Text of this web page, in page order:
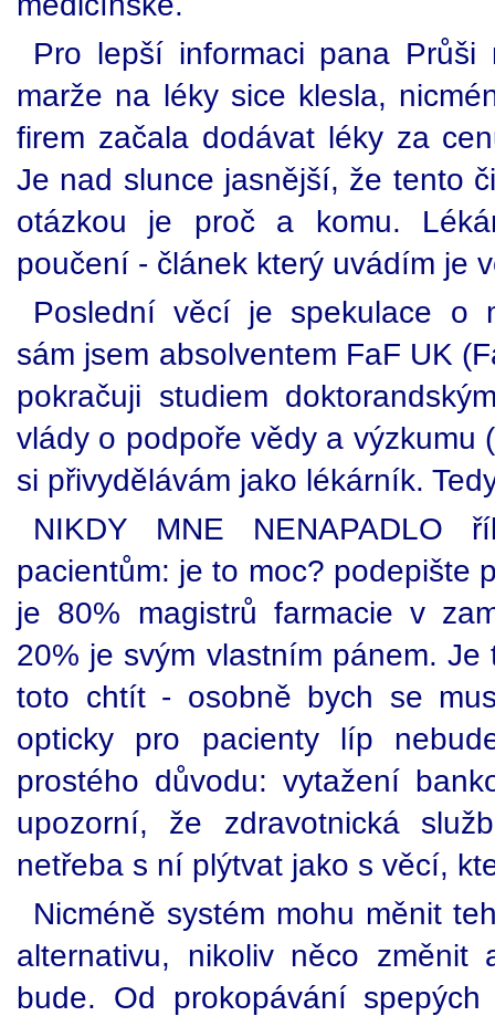
Pro lepší informaci pana
marže na léky sice klesla,
firem začala dodávat léky za
Je nad slunce jasnější, že tento
otázkou je proč a komu.
poučení - článek který uvádím je
Poslední věcí je spekulace o
sám jsem absolventem FaF UK
pokračuji studiem
vlády o podpoře vědy a výzkumu
si přivydělávám jako lékárník.
NIKDY MNE NENAPADLO
pacientům: je to moc? podepište
je 80% magistrů farmacie v
20% je svým vlastním pánem.
toto chtít - osobně bych se
opticky pro pacienty líp
prostého důvodu: vytažení
upozorní, že zdravotnická
netřeba s ní plýtvat jako s věcí,
Nicméně systém mohu měnit
alternativu, nikoliv něco
bude. Od prokopávání